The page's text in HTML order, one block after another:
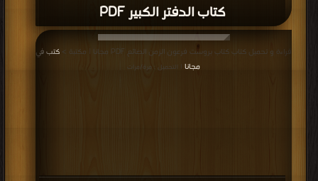
كتاب الدفتر الكبير PDF
قراءة و تحميل كتاب كتاب بروست فرعون الزمن الضائع PDF مجانا | مكتبة >
كتب في
مجانا | التحميل : مرة/مرات